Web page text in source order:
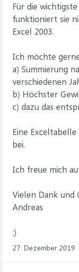
Für die
funktioniert sie
Excel 2003.
Ich möchte
a) Summierung
verschiedenen
b) Höchster
c) dazu das
Eine
bei.
Ich freue mich
Vielen Dank und
Andreas
:)
27. Dezember 2019